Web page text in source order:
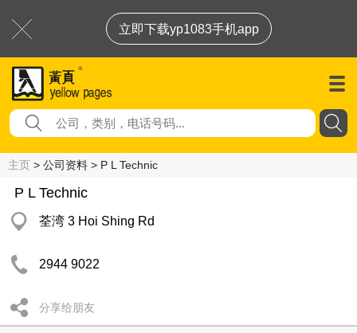
立即下载yp1083手机app
主页 > 公司资料 > P L Technic
P L Technic
荃湾 3 Hoi Shing Rd
2944 9022
分享给朋友